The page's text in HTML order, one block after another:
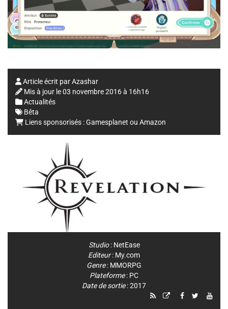
Article écrit parAzashar
Mis à jour le03 novembre 2016 à 16h16
Actualités
Bêta
Liens sponsorisés :Gamesplanet ou Amazon
Studio: NetEase
Editeur: My.com
Genre: MMORPG
Plateforme: PC
Date de sortie: 2017